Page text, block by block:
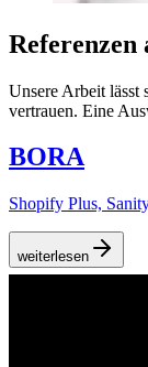
Referenzen
Unsere Arbeit lässt
vertrauen. Eine
BORA
Shopify Plus,
weiterlesen